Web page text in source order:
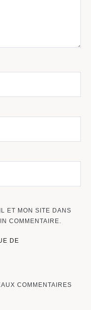
ET MON SITE DANS
COMMENTAIRE.
DE
COMMENTAIRES